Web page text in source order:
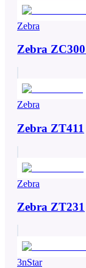
Zebra
Zebra
Zebra
Zebra ZT411
Zebra
Zebra ZT231
3nStar